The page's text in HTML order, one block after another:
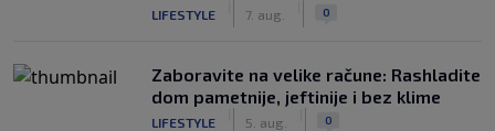
LIFESTYLE 7. aug. 0
Zaboravite na velike račune: Rashladite
dom pametnije, jeftinije i bez klime
LIFESTYLE 5. aug. 0